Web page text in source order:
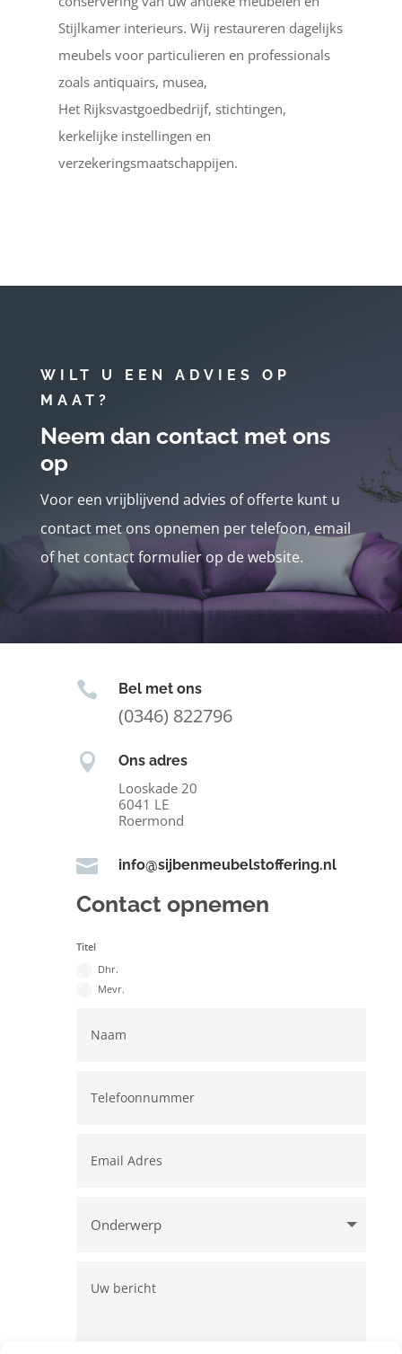
Stijlkamer interieurs. Wij restaureren dagelijks
meubels voor particulieren en professionals
zoals antiquairs, musea,
Het Rijksvastgoedbedrijf, stichtingen,
kerkelijke instellingen en
verzekeringsmaatschappijen.
WILT U EEN ADVIES OP
MAAT?
Neem dan contact met ons
op
Voor een vrijblijvend advies of offerte kunt u
contact met ons opnemen per telefoon, email
of het contact formulier op de website.
 Bel met ons
(0346) 822796
 Ons adres
Looskade 20
6041 LE
Roermond
 info@sijbenmeubelstoffering.nl
Contact opnemen
Titel
Dhr.
Mevr.